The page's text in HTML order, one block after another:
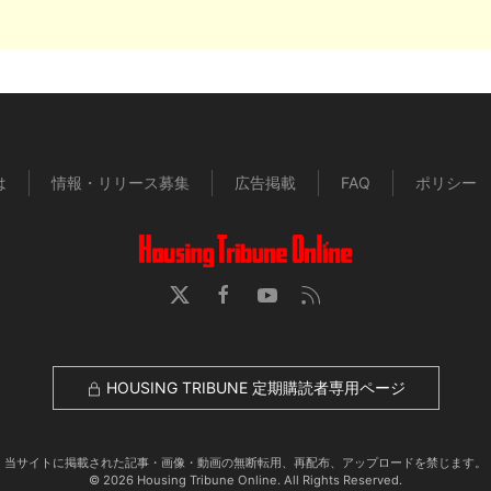
情報・リリース募集 広告掲載 FAQ ポリシー
HOUSING TRIBUNE 定期購読者専用ページ
当サイトに掲載された記事・画像・動画の無断転用、再配布、アップロードを禁じます。
© 2026 Housing Tribune Online. All Rights Reserved.